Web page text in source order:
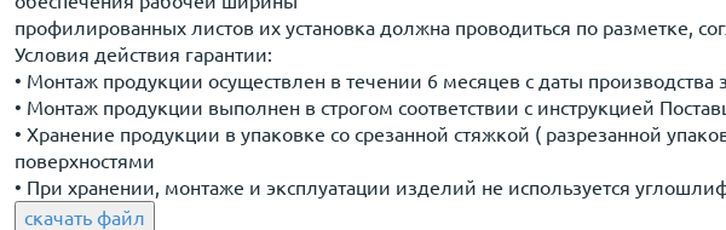
профилированных листов их установка должна проводиться по разметке,
Условия действия гарантии:
• Монтаж продукции осуществлен в течении 6 месяцев с даты производства
• Монтаж продукции выполнен в строгом соответствии с инструкцией
• Хранение продукции в упаковке со срезанной стяжкой ( разрезанной
поверхностями
• При хранении, монтаже и эксплуатации изделий не используется
скачать файл